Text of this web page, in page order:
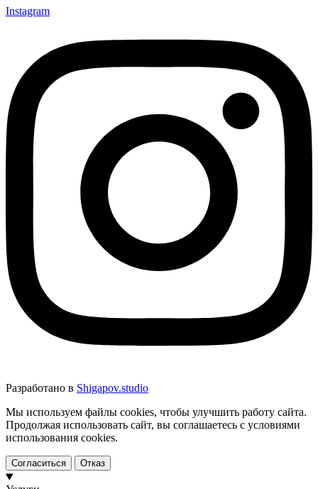
Instagram
Разработано в Shigapov.studio
Мы используем файлы cookies, чтобы улучшить работу сайта.
Продолжая использовать сайт, вы соглашаетесь с условиями
использования cookies.
Согласиться Отказ